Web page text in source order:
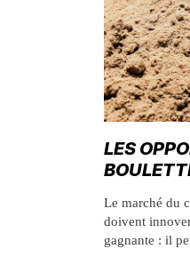
LES
Le marché du
doivent
gagnante : il